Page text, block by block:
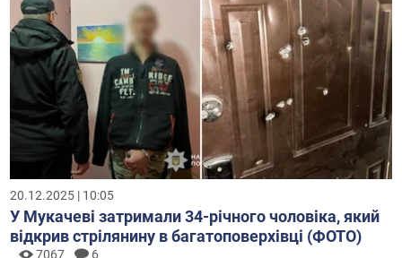
20.12.2025 | 10:05
У Мукачеві затримали 34-річного чоловіка, який
відкрив стрілянину в багатоповерхівці (ФОТО)
7067 6